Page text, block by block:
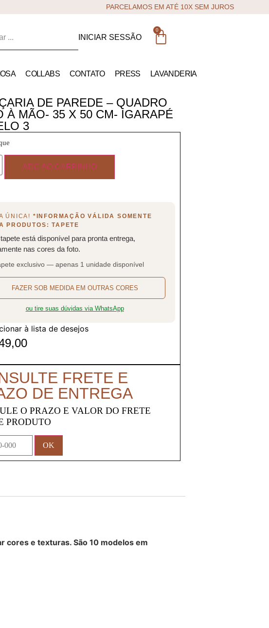
PARCELAMOS EM ATÉ 10X SEM JUROS
INICIAR SESSÃO
0
COLLABS CONTATO PRESS LAVANDERIA
DE PAREDE – QUADRO
À MÃO- 35 X 50 CM- IGARAPÉ
3
ADC AO CARRINHO
ÚNICA! *INFORMAÇÃO VÁLIDA SOMENTE
PRODUTOS: TAPETE
está disponível para pronta entrega,
nas cores da foto.
exclusivo — apenas 1 unidade disponível
FAZER SOB MEDIDA EM OUTRAS CORES
ou tire suas dúvidas via WhatsApp
à lista de desejos
FRETE E
DE ENTREGA
O PRAZO E VALOR DO FRETE
PRODUTO
cores e texturas. São 10 modelos em